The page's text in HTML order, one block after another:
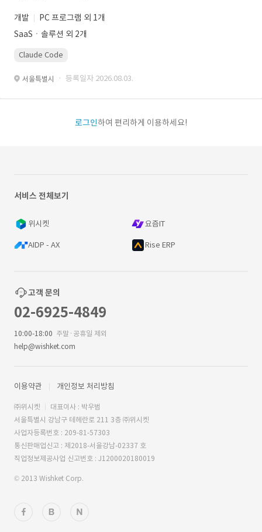
개발
PC 프로그램 외 1개
SaaSㆍ솔루션 외 2개
Claude Code
서울특별시 · 등록일자 2026.08.03.
로그인하여 편리하게 이용하세요!
서비스 전체보기
위시켓 요즘IT
AIDP - AX Rise ERP
고객 문의
02-6925-4849
10:00-18:00 주말·공휴일 제외
help@wishket.com
이용약관 개인정보 처리방침
㈜위시켓
대표이사 : 박우범
서울특별시 강남구 테헤란로 211 3층 ㈜위시켓
사업자등록번호 : 209-81-57303
통신판매업신고 : 제2018-서울강남-02337 호
직업정보제공사업 신고번호 : J1200020180019
© 2013 Wishket Corp.